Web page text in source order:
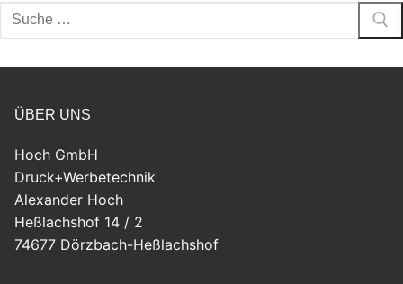
ÜBER UNS
Hoch GmbH
Druck+Werbetechnik
Alexander Hoch
Heßlachshof 14 / 2
74677 Dörzbach-Heßlachshof